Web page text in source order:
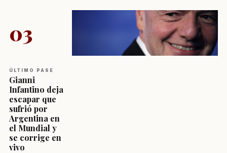
03
ÚLTIMO PASE
Gianni
Infantino deja
escapar que
sufrió por
Argentina en
el Mundial y
se corrige en
vivo